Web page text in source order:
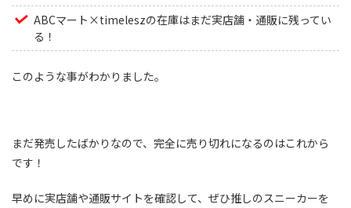
ABCマート×timeleszの在庫はまだ実店舗・通販に残ってい
る！
このような事がわかりました。
まだ発売したばかりなので、完全に売り切れになるのはこれから
です！
早めに実店舗や通販サイトを確認して、ぜひ推しのスニーカーを